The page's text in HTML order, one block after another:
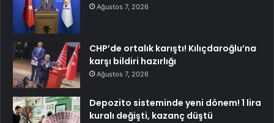
Ağustos 7, 2026
CHP’de ortalık karıştı! Kılıçdaroğlu’na
karşı bildiri hazırlığı
Ağustos 7, 2026
Depozito sisteminde yeni dönem! 1 lira
kuralı değişti, kazanç düştü